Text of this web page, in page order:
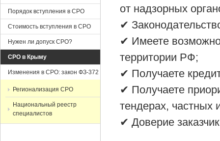
от надзорных
✔
✔ Имеете
территории РФ;
✔ Получаете
✔ Получаете
тендерах, частных
✔ Доверие
Порядок вступления в СРО
Стоимость вступления в СРО
Нужен ли допуск СРО?
СРО в Крыму
Изменения в СРО: закон ФЗ-372
Регионализация СРО
Национальный реестр
специалистов